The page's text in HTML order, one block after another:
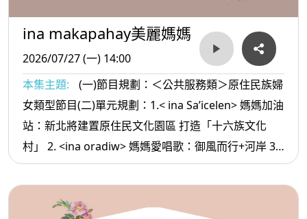
ina makapahay美麗媽媽
2026/07/27 (一) 14:00
本集主題:
(一)節目規劃：＜公共服務類＞原住民族婦
女類型節目(二)單元規劃：1.< ina Sa’icelen> 媽媽加油
站：新北將建置原住民文化園區 打造「十六族文化
村」 2. <ina oradiw> 媽媽愛唱歌：御風而行+河岸 3.<
ina Masa’sa >媽媽放輕鬆:好運的人